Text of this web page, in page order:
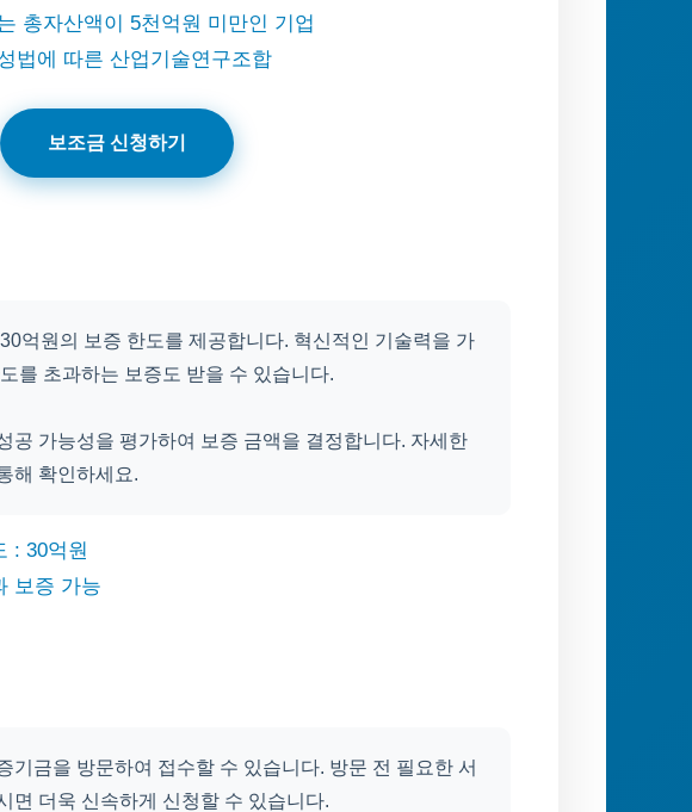
총자산액이 5천억원 미만인 기업
법에 따른 산업기술연구조합
보조금 신청하기
억원의 보증 한도를 제공합니다. 혁신적인 기술력을 가
를 초과하는 보증도 받을 수 있습니다.
공 가능성을 평가하여 보증 금액을 결정합니다. 자세한
해 확인하세요.
: 30억원
보증 가능
기금을 방문하여 접수할 수 있습니다. 방문 전 필요한 서
면 더욱 신속하게 신청할 수 있습니다.